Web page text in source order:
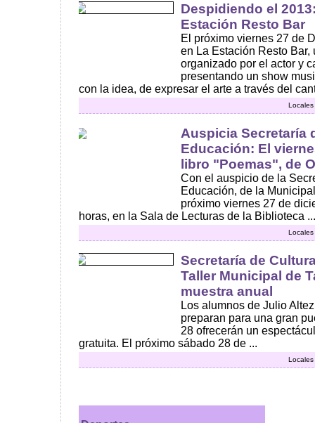
Despidiendo el
Estación Resto Bar
El próximo viernes 27 de
en La Estación Resto Bar,
organizado por el actor y
presentando un show
con la idea, de expresar el arte a través del
Auspicia Secretaría
Educación: El
libro "Poemas", de
Con el auspicio de la
Educación, de la
próximo viernes 27 de
horas, en la Sala de Lecturas de la Biblioteca ...
Secretaría de
Taller Municipal de
muestra anual
Los alumnos de Julio
preparan para una gran
28 ofrecerán un
gratuita. El próximo sábado 28 de ...